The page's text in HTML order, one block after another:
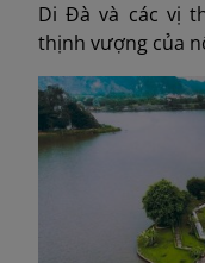
Di Đà và các vị
thịnh vượng của